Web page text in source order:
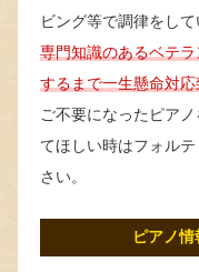
ビング等で調律をし
専門知識のあるベテ
するまで一生懸命対応
ご不要になったピア
てほしい時はフォル
さい。
ピアノ情